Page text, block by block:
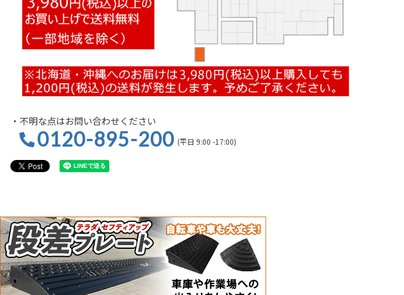
・不明な点はお問い合わせください
0120-895-200 (平日 9:00 -17:00)